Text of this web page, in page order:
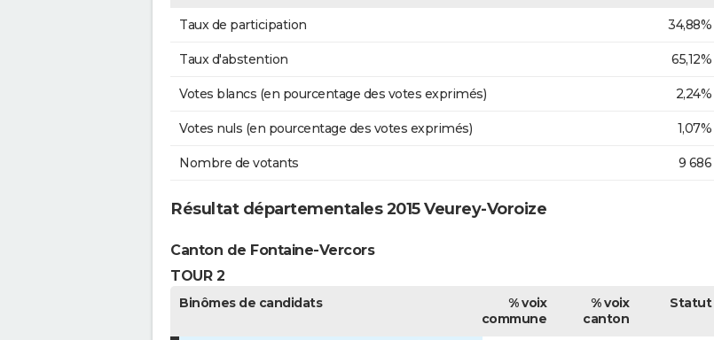
Taux de participation 34,88%
Taux d'abstention 65,12%
Votes blancs (en pourcentage des votes exprimés) 2,24%
Votes nuls (en pourcentage des votes exprimés) 1,07%
Nombre de votants 9 686
Résultat départementales 2015 Veurey-Voroize
Canton de Fontaine-Vercors
TOUR 2
Binômes de candidats
% voix
commune
% voix
canton
Statut